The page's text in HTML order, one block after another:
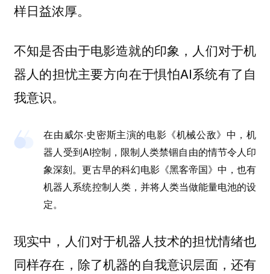
样日益浓厚。
不知是否由于电影造就的印象，人们对于机
器人的担忧主要方向在于惧怕AI系统有了自
我意识。
在由威尔·史密斯主演的电影《机械公敌》中，机
器人受到AI控制，限制人类禁锢自由的情节令人印
象深刻。更古早的科幻电影《黑客帝国》中，也有
机器人系统控制人类，并将人类当做能量电池的设
定。
现实中，人们对于机器人技术的担忧情绪也
同样存在，除了机器的自我意识层面，还有